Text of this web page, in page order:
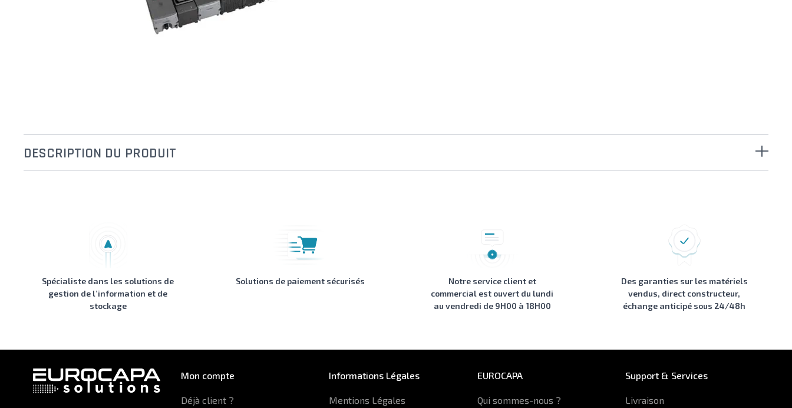
DESCRIPTION DU PRODUIT
Spécialiste dans les solutions de
gestion de l’information et de
stockage
Solutions de paiement sécurisés
Notre service client et
commercial est ouvert du lundi
au vendredi de 9H00 à 18H00
Des garanties sur les matériels
vendus, direct constructeur,
échange anticipé sous 24/48h
Mon compte
Déjà client ?
Informations Légales
Mentions Légales
EUROCAPA
Qui sommes-nous ?
Support & Services
Livraison